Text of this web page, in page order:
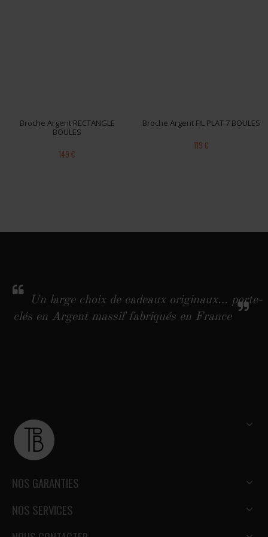
Broche Argent RECTANGLE
BOULES
149 €
Broche Argent FIL PLAT 7 BOULES
119 €
Un large choix de cadeaux originaux… porte-
clés en Argent massif fabriqués en France
NOS GARANTIES
NOS SERVICES